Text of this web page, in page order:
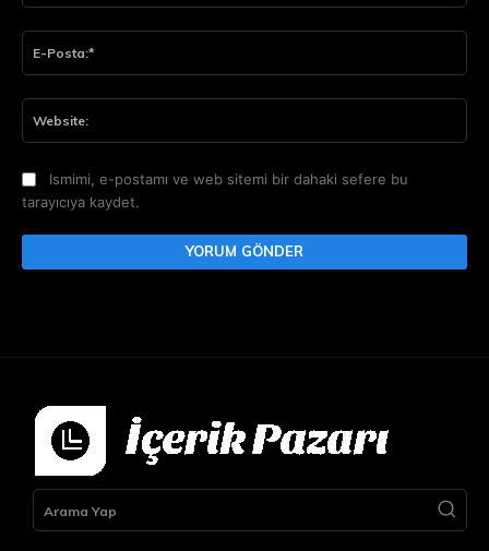
Ismimi, e-postamı ve web sitemi bir dahaki sefere bu
tarayıcıya kaydet.
Arama Yap